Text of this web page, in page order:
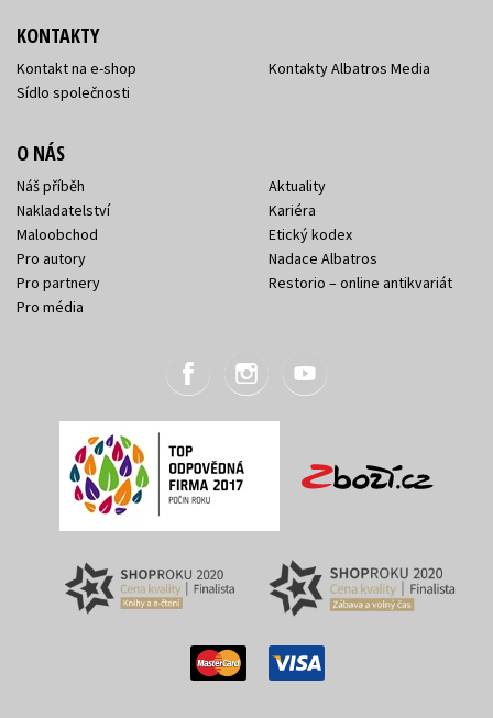
KONTAKTY
Kontakt na e-shop
Sídlo společnosti
Kontakty Albatros Media
O NÁS
Náš příběh
Nakladatelství
Maloobchod
Pro autory
Pro partnery
Pro média
Aktuality
Kariéra
Etický kodex
Nadace Albatros
Restorio – online antikvariát